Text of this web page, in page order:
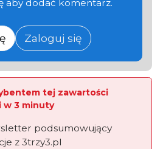
aby dodać komentarz.
Zaloguj się
tej zawartości
w 3 minuty
podsumowujący
z 3trzy3.pl